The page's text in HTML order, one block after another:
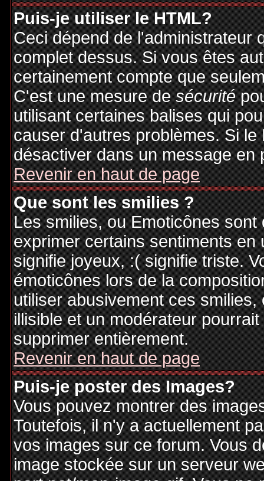
Puis-je utiliser le HTML?
Ceci dépend de l'administrateur
complet dessus. Si vous êtes
certainement compte que
C'est une mesure desécurité
utilisant certaines balises qui
causer d'autres problèmes. Si
désactiver dans un message en
Revenir en haut de page
Que sont les smilies ?
Les smilies, ou Emoticônes
exprimer certains sentiments
signifie joyeux, :( signifie triste.
émoticônes lors de la
utiliser abusivement ces
illisible et un modérateur
supprimer entièrement.
Revenir en haut de page
Puis-je poster des Images?
Vous pouvez montrer des
Toutefois, il n'y a actuellement
vos images sur ce forum. Vous
image stockée sur un serveur